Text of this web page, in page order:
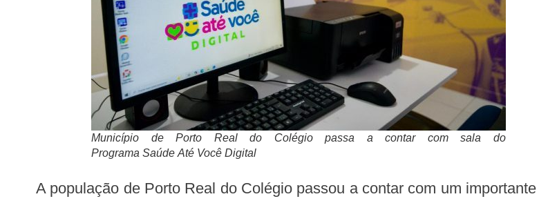
Município de Porto Real do Colégio passa a contar com sala do
Programa Saúde Até Você Digital
A população de Porto Real do Colégio passou a contar com um importante incremento na área da saúde, com a inauguração da